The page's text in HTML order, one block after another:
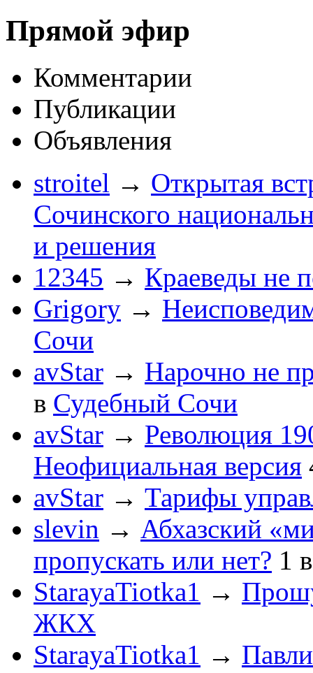
Прямой эфир
Комментарии
Публикации
Объявления
stroitel → Открытая
Сочинского
и решения
12345 → Краеведы не
Grigory →
Сочи
avStar → Нарочно не
в Судебный Сочи
avStar → Революция
Неофициальная версия
avStar → Тарифы
slevin → Абхазский
пропускать или нет? 1
StarayaTiotka1 →
ЖКХ
StarayaTiotka1 →